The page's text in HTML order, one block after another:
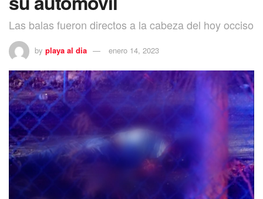
Las balas fueron directos a la cabeza del hoy occiso
by playa al dia enero 14, 2023